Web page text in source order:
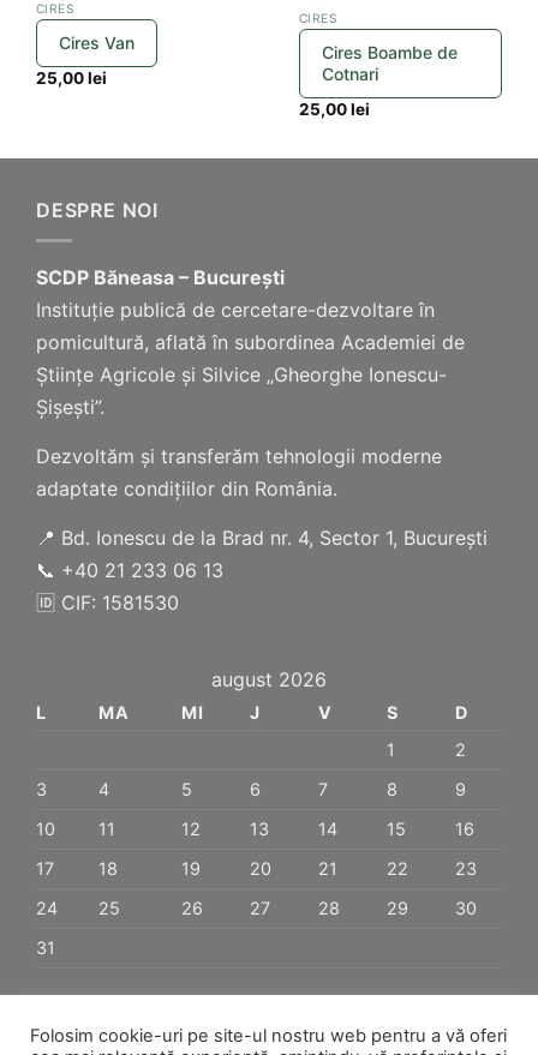
CIRES
Cires Van
25,00lei
CIRES
Cires Boambe de
Cotnari
25,00lei
DESPRE NOI
SCDP Băneasa – București
Instituție publică de cercetare-dezvoltare în
pomicultură, aflată în subordinea Academiei de
Științe Agricole și Silvice „Gheorghe Ionescu-
Șișești”.
Dezvoltăm și transferăm tehnologii moderne
adaptate condițiilor din România.
📍 Bd. Ionescu de la Brad nr. 4, Sector 1, București
📞 +40 21 233 06 13
🆔 CIF: 1581530
august 2026
L MA MI J V S
D
1
2
3
4 5 6 7 8
9
10
11 12 13 14 15
16
17
18 19 20 21 22
23
24
25 26 27 28 29
30
31
« ian.
Folosim cookie-uri pe site-ul nostru web pentru a vă oferi